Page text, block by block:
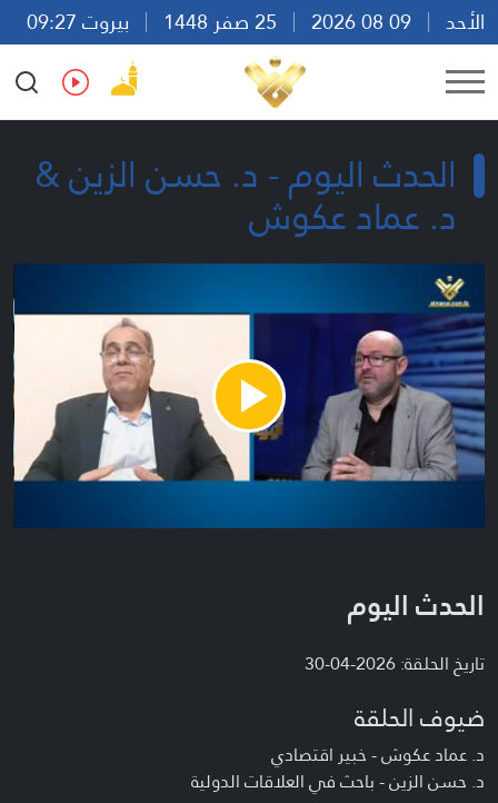
الأحد
بيروت 09:27
Ar
En Fr Es
الحدث اليوم - د. حسن الزين &
د. عماد عكوش
Play
Video
الحدث اليوم
تاريخ الحلقة: 2026-04-30
ضيوف الحلقة
د. عماد عكوش - خبير اقتصادي
د. حسن الزين - باحث في العلاقات الدولية